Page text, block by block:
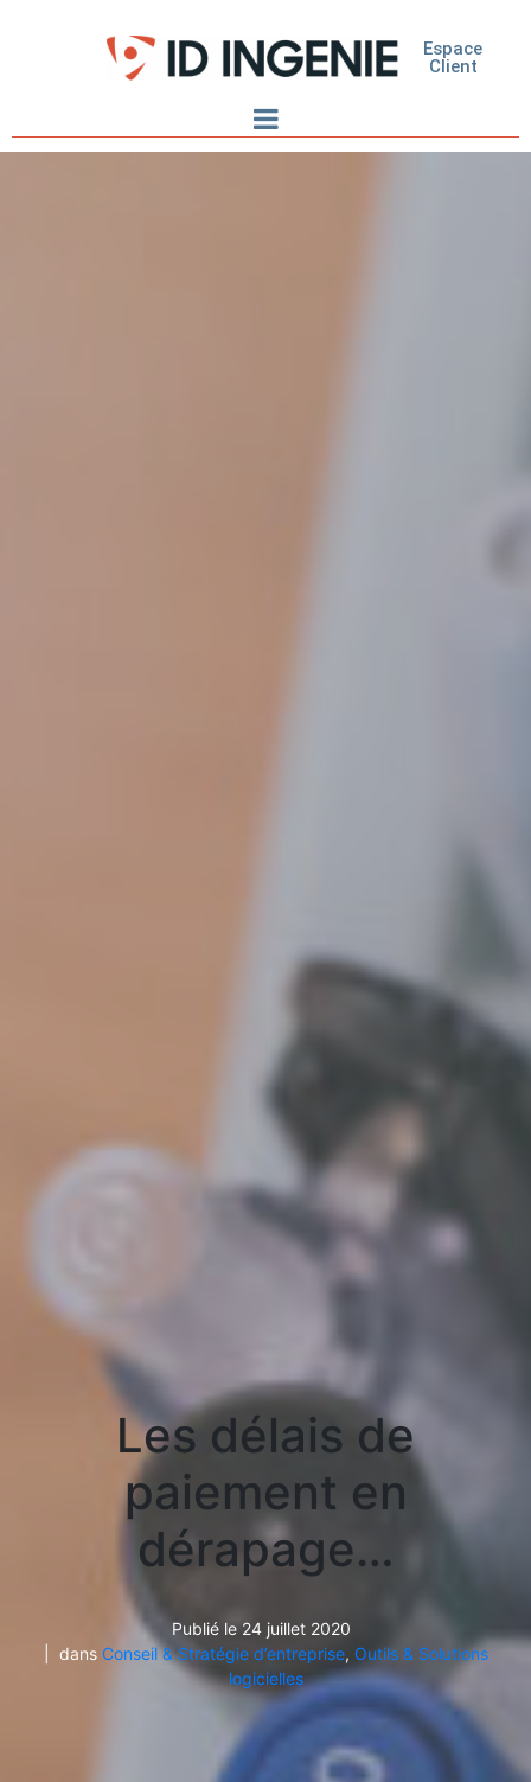
Espace
Client
Les délais de
paiement en
dérapage…
Publié le 24 juillet 2020
dans Conseil & Stratégie d’entreprise, Outils & Solutions
logicielles